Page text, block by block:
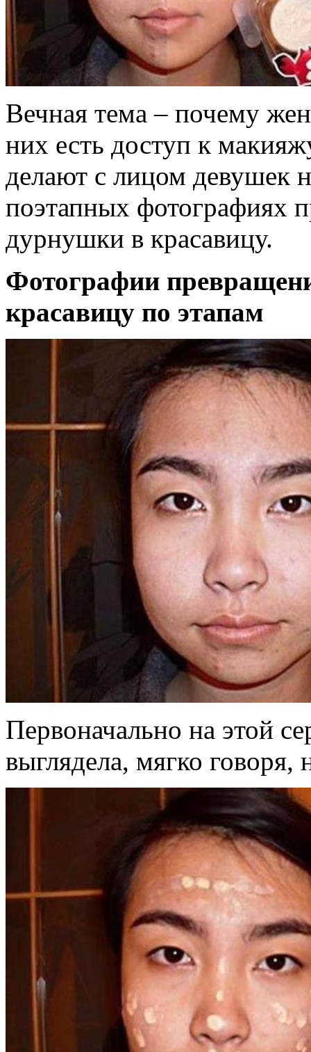
Вечная тема – почему
них есть доступ к
делают с лицом девушек
поэтапных фотографиях
дурнушки в красавицу.
Фотографии
красавицу по этапам
Первоначально на этой
выглядела, мягко говоря,